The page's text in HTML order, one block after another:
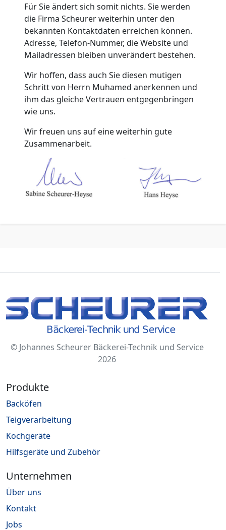
Für Sie ändert sich somit nichts. Sie werden
die Firma Scheurer weiterhin unter den
bekannten Kontaktdaten erreichen können.
Adresse, Telefon-Nummer, die Website und
Mailadressen bleiben unverändert bestehen.
Wir hoffen, dass auch Sie diesen mutigen
Schritt von Herrn Muhamed anerkennen und
ihm das gleiche Vertrauen entgegenbringen
wie uns.
Wir freuen uns auf eine weiterhin gute
Zusammenarbeit.
© Johannes Scheurer Bäckerei-Technik und Service
2026
Produkte
Backöfen
Teigverarbeitung
Kochgeräte
Hilfsgeräte und Zubehör
Unternehmen
Über uns
Kontakt
Jobs